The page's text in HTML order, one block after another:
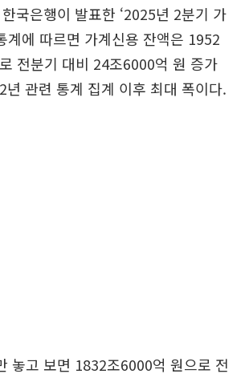
국은행이 발표한 ‘2025년 2분기 가
계에 따르면 가계신용 잔액은 1952
전분기 대비 24조6000억 원 증가
년 관련 통계 집계 이후 최대 폭이다.
놓고 보면 1832조6000억 원으로 전